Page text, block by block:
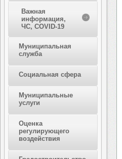
Важная
информация,
ЧС, COVID-19
Муниципальная
служба
Социальная сфера
Муниципальные
услуги
Оценка
регулирующего
воздействия